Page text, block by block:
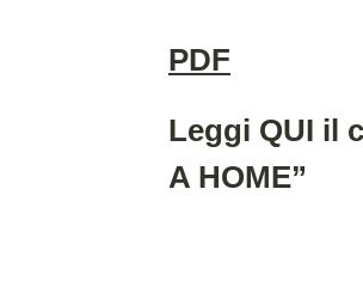
PDF
Leggi QUI il
A HOME”